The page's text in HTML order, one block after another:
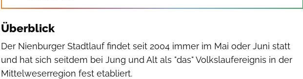
Überblick
Der Nienburger Stadtlauf findet seit 2004 immer im Mai oder Juni statt
und hat sich seitdem bei Jung und Alt als "das" Volkslaufereignis in der
Mittelweserregion fest etabliert.